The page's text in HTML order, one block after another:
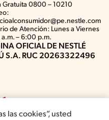
Gratuita 0800 – 10210
de Atención: Lunes a Viernes
– 6:00 p.m.
OFICIAL DE NESTLÉ
S.A. RUC 20263322496
las cookies”, usted